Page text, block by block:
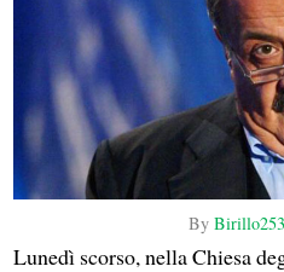
ByBirillo253
Lunedì scorso, nella Chiesa